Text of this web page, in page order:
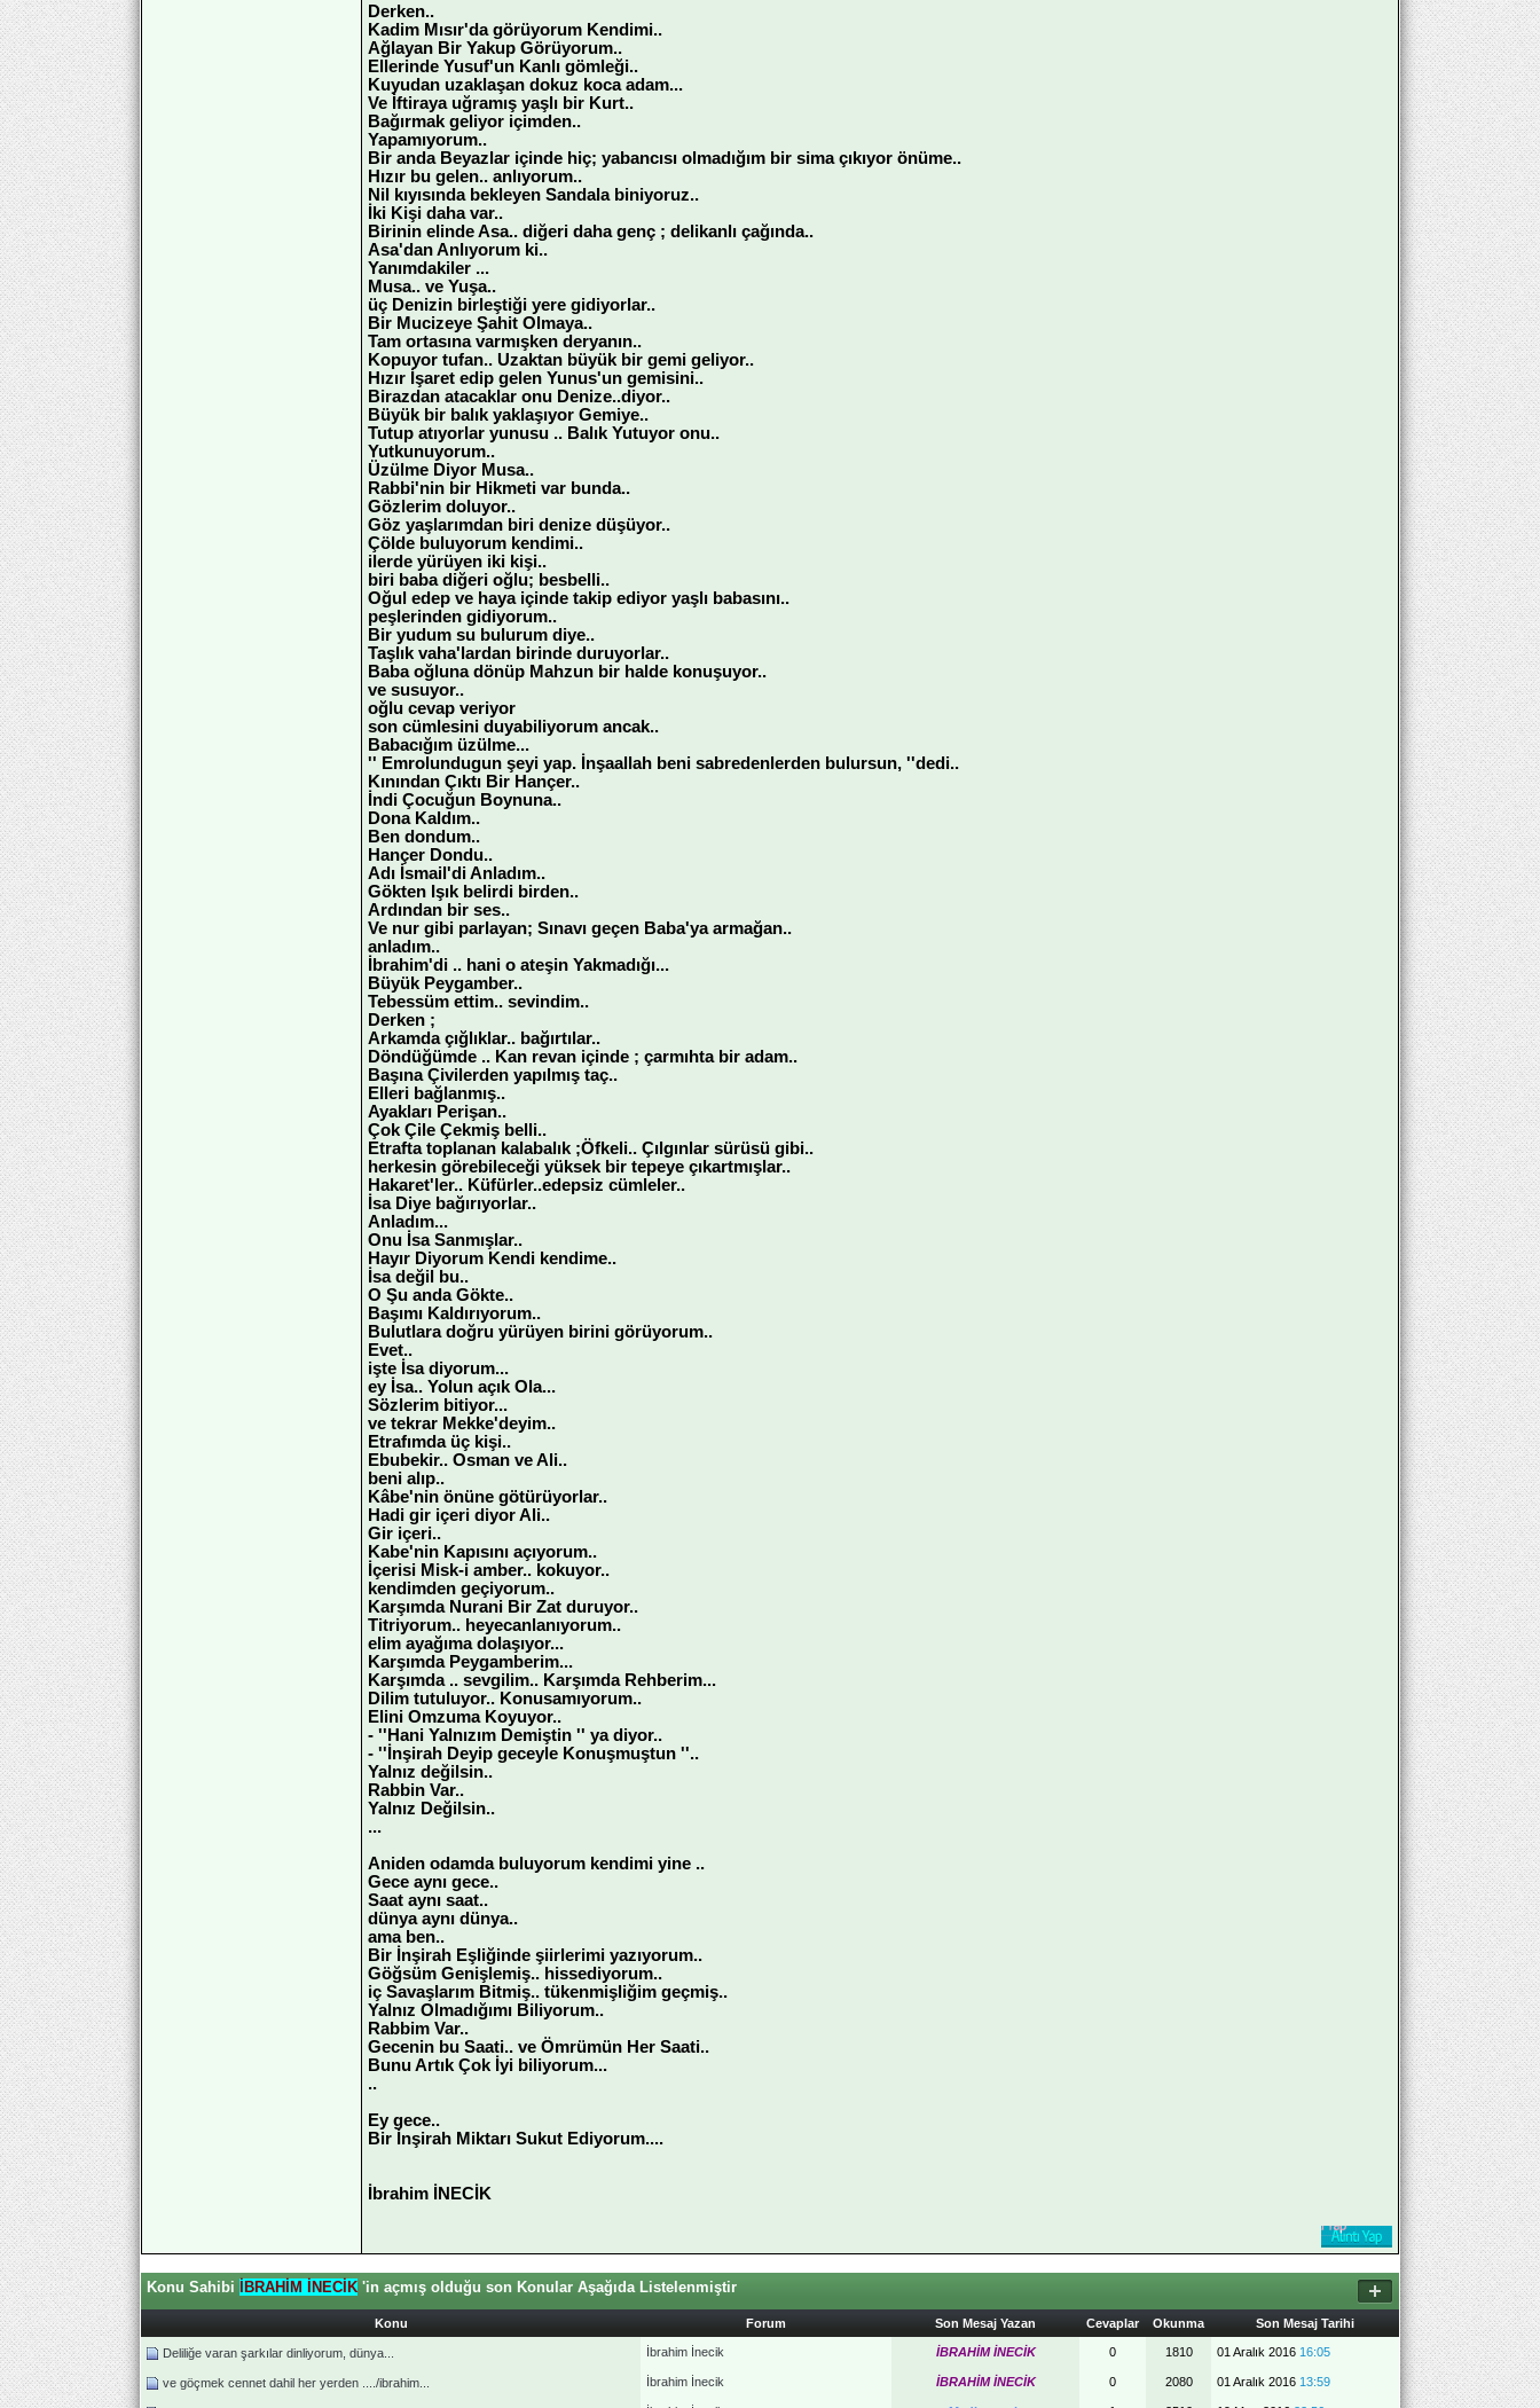
Derken..
Kadim Mısır'da görüyorum Kendimi..
Ağlayan Bir Yakup Görüyorum..
Ellerinde Yusuf'un Kanlı gömleği..
Kuyudan uzaklaşan dokuz koca adam...
Ve İftiraya uğramış yaşlı bir Kurt..
Bağırmak geliyor içimden..
Yapamıyorum..
Bir anda Beyazlar içinde hiç; yabancısı olmadığım bir sima çıkıyor önüme..
Hızır bu gelen.. anlıyorum..
Nil kıyısında bekleyen Sandala biniyoruz..
İki Kişi daha var..
Birinin elinde Asa.. diğeri daha genç ; delikanlı çağında..
Asa'dan Anlıyorum ki..
Yanımdakiler ...
Musa.. ve Yuşa..
üç Denizin birleştiği yere gidiyorlar..
Bir Mucizeye Şahit Olmaya..
Tam ortasına varmışken deryanın..
Kopuyor tufan.. Uzaktan büyük bir gemi geliyor..
Hızır İşaret edip gelen Yunus'un gemisini..
Birazdan atacaklar onu Denize..diyor..
Büyük bir balık yaklaşıyor Gemiye..
Tutup atıyorlar yunusu .. Balık Yutuyor onu..
Yutkunuyorum..
Üzülme Diyor Musa..
Rabbi'nin bir Hikmeti var bunda..
Gözlerim doluyor..
Göz yaşlarımdan biri denize düşüyor..
Çölde buluyorum kendimi..
ilerde yürüyen iki kişi..
biri baba diğeri oğlu; besbelli..
Oğul edep ve haya içinde takip ediyor yaşlı babasını..
peşlerinden gidiyorum..
Bir yudum su bulurum diye..
Taşlık vaha'lardan birinde duruyorlar..
Baba oğluna dönüp Mahzun bir halde konuşuyor..
ve susuyor..
oğlu cevap veriyor
son cümlesini duyabiliyorum ancak..
Babacığım üzülme...
'' Emrolundugun şeyi yap. İnşaallah beni sabredenlerden bulursun, ''dedi..
Kınından Çıktı Bir Hançer..
İndi Çocuğun Boynuna..
Dona Kaldım..
Ben dondum..
Hançer Dondu..
Adı İsmail'di Anladım..
Gökten Işık belirdi birden..
Ardından bir ses..
Ve nur gibi parlayan; Sınavı geçen Baba'ya armağan..
anladım..
İbrahim'di .. hani o ateşin Yakmadığı...
Büyük Peygamber..
Tebessüm ettim.. sevindim..
Derken ;
Arkamda çığlıklar.. bağırtılar..
Döndüğümde .. Kan revan içinde ; çarmıhta bir adam..
Başına Çivilerden yapılmış taç..
Elleri bağlanmış..
Ayakları Perişan..
Çok Çile Çekmiş belli..
Etrafta toplanan kalabalık ;Öfkeli.. Çılgınlar sürüsü gibi..
herkesin görebileceği yüksek bir tepeye çıkartmışlar..
Hakaret'ler.. Küfürler..edepsiz cümleler..
İsa Diye bağırıyorlar..
Anladım...
Onu İsa Sanmışlar..
Hayır Diyorum Kendi kendime..
İsa değil bu..
O Şu anda Gökte..
Başımı Kaldırıyorum..
Bulutlara doğru yürüyen birini görüyorum..
Evet..
işte İsa diyorum...
ey İsa.. Yolun açık Ola...
Sözlerim bitiyor...
ve tekrar Mekke'deyim..
Etrafımda üç kişi..
Ebubekir.. Osman ve Ali..
beni alıp..
Kâbe'nin önüne götürüyorlar..
Hadi gir içeri diyor Ali..
Gir içeri..
Kabe'nin Kapısını açıyorum..
İçerisi Misk-i amber.. kokuyor..
kendimden geçiyorum..
Karşımda Nurani Bir Zat duruyor..
Titriyorum.. heyecanlanıyorum..
elim ayağıma dolaşıyor...
Karşımda Peygamberim...
Karşımda .. sevgilim.. Karşımda Rehberim...
Dilim tutuluyor.. Konusamıyorum..
Elini Omzuma Koyuyor..
- ''Hani Yalnızım Demiştin '' ya diyor..
- ''İnşirah Deyip geceyle Konuşmuştun ''..
Yalnız değilsin..
Rabbin Var..
Yalnız Değilsin..
...
Aniden odamda buluyorum kendimi yine ..
Gece aynı gece..
Saat aynı saat..
dünya aynı dünya..
ama ben..
Bir İnşirah Eşliğinde şiirlerimi yazıyorum..
Göğsüm Genişlemiş.. hissediyorum..
iç Savaşlarım Bitmiş.. tükenmişliğim geçmiş..
Yalnız Olmadığımı Biliyorum..
Rabbim Var..
Gecenin bu Saati.. ve Ömrümün Her Saati..
Bunu Artık Çok İyi biliyorum...
..
Ey gece..
Bir İnşirah Miktarı Sukut Ediyorum....
İbrahim İNECİK
Konu Sahibi İBRAHİM İNECİK 'in açmış olduğu son Konular Aşağıda Listelenmiştir
Konu Forum Son Mesaj Yazan Cevaplar Okunma Son Mesaj Tarihi
Deliliğe varan şarkılar dinliyorum, dünya... İbrahim İnecik İBRAHİM İNECİK 0 1810 01 Aralık 2016 16:05
ve göçmek cennet dahil her yerden ..../ibrahim... İbrahim İnecik İBRAHİM İNECİK 0 2080 01 Aralık 2016 13:59